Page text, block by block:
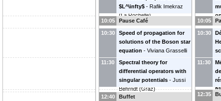
$L^\infty$ - Rafik Imekraz
(La Rochelle)
10:05
Pause Café
10:30
Speed of propagation for
solutions of the Boson star
equation - Viviana Grasselli
(Metz
11:30
Spectral theory for
differential operators with
singular potentials - Jussi
Behrndt (Graz)
12:40
Buffet
10:05
10:30
11:30
12:35